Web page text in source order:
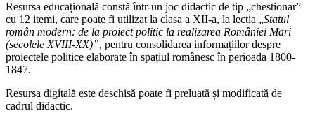
Resursa educațională constă într-un joc didactic de tip „chestionar”
cu 12 itemi, care poate fi utilizat la clasa a XII-a, la lecția „Statul
român modern: de la proiect politic la realizarea României Mari
(secolele XVIII-XX)”, pentru consolidarea informațiilor despre
proiectele politice elaborate în spațiul românesc în perioada 1800-
1847.
Resursa digitală este deschisă poate fi preluată și modificată de
cadrul didactic.